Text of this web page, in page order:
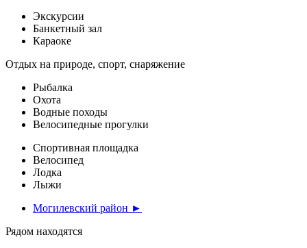
Экскурсии
Банкетный зал
Караоке
Отдых на природе, спорт, снаряжение
Рыбалка
Охота
Водные походы
Велосипедные прогулки
Спортивная площадка
Велосипед
Лодка
Лыжи
Могилевский район ►
Рядом находятся